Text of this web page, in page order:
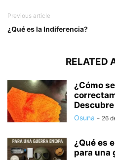
Previous article
¿Qué es la Indiferencia?
RELATED
¿Cómo
Osuna - 26
¿Qué es
para una